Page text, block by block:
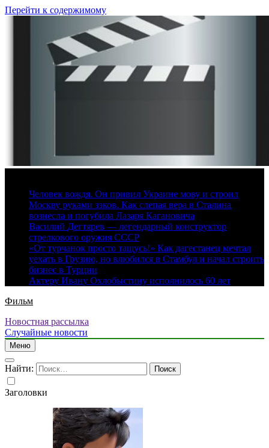
Перейти к содержимому
Человек вождя. Он привил Украине мову и строил
Москву руками зэков. Как слепая вера в Сталина
вознесла и погубила Лазаря Кагановича
Василий Дегтярев — легендарный конструктор
стрелкового оружия СССР
«От турчанок просто тащусь!» Как дагестанец мечтал
уехать в Грузию, но влюбился в Стамбул и начал строить
бизнес в Турции
Актеру Ивану Охлобыстину исполнилось 60 лет
Фильм
Новостная рассылка
Случайные новости
Меню
Найти:
Заголовки